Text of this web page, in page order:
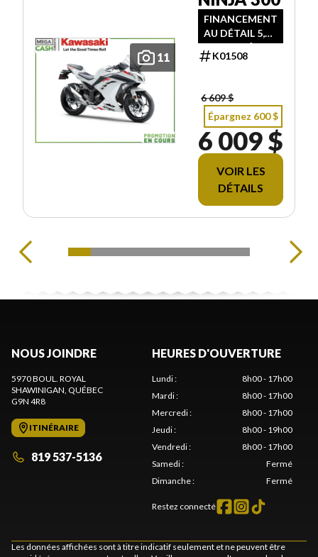
11
FINANCEMENT
AU DÉTAIL 5,99
% JUSQU’À 60
MOIS
K01508
6 609 $
Épargnez 600 $
6 009 $
VOIR LES
DÉTAILS
NOUS JOINDRE
5970 BOUL. ROYAL
SHAWINIGAN , QUÉBEC
G9N 4R8
ITINÉRAIRE
819 537-5136
HEURES D'OUVERTURE
Lundi:
8h00 - 17h00
Mardi:
8h00 - 17h00
Mercredi:
8h00 - 17h00
Jeudi:
8h00 - 19h00
Vendredi:
8h00 - 17h00
Samedi:
Fermé
Dimanche: Fermé
Restez connecté
Les données affichées sont à titre indicatif seulement et ne peuvent être